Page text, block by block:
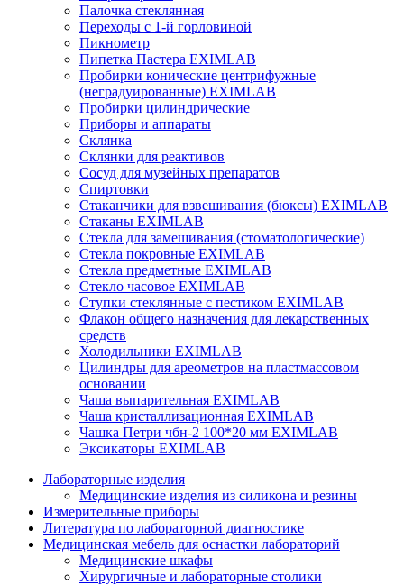
Палочка стеклянная
Переходы с 1-й горловиной
Пикнометр
Пипетка Пастера EXIMLAB
Пробирки конические центрифужные
(неградуированные) EXIMLAB
Пробирки цилиндрические
Приборы и аппараты
Склянка
Склянки для реактивов
Сосуд для музейных препаратов
Спиртовки
Стаканчики для взвешивания (бюксы) EXIMLAB
Стаканы EXIMLAB
Стекла для замешивания (стоматологические)
Стекла покровные EXIMLAB
Стекла предметные EXIMLAB
Стекло часовое EXIMLAB
Ступки стеклянные с пестиком EXIMLAB
Флакон общего назначения для лекарственных
средств
Холодильники EXIMLAB
Цилиндры для ареометров на пластмассовом
основании
Чаша выпарительная EXIMLAB
Чаша кристаллизационная EXIMLAB
Чашка Петри чбн-2 100*20 мм EXIMLAB
Эксикаторы EXIMLAB
Лабораторные изделия
Медицинские изделия из силикона и резины
Измерительные приборы
Литература по лабораторной диагностике
Медицинская мебель для оснастки лабораторий
Медицинские шкафы
Хирургичные и лабораторные столики